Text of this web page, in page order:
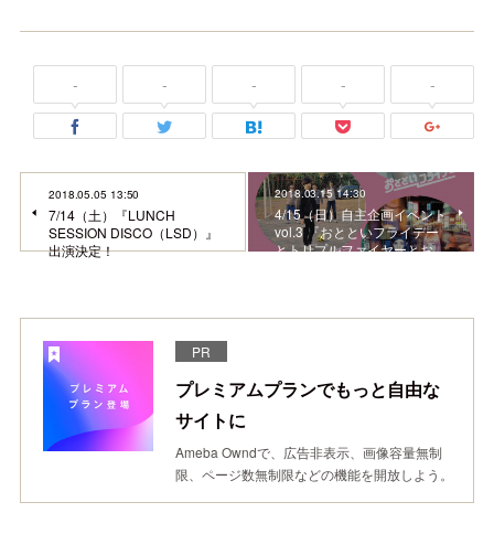
- - - - -
2018.05.05 13:50
7/14（土）『LUNCH
SESSION DISCO（LSD）』
出演決定！
2018.03.15 14:30
4/15（日）自主企画イベント
vol.3 『おとといフライデー
とトリプルファイヤーとお…
PR
プレミアムプランでもっと自由な
サイトに
Ameba Owndで、広告非表示、画像容量無制
限、ページ数無制限などの機能を開放しよう。